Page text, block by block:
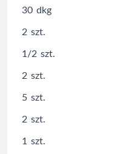
30 dkg
2 szt.
1/2 szt.
2 szt.
5 szt.
2 szt.
1 szt.